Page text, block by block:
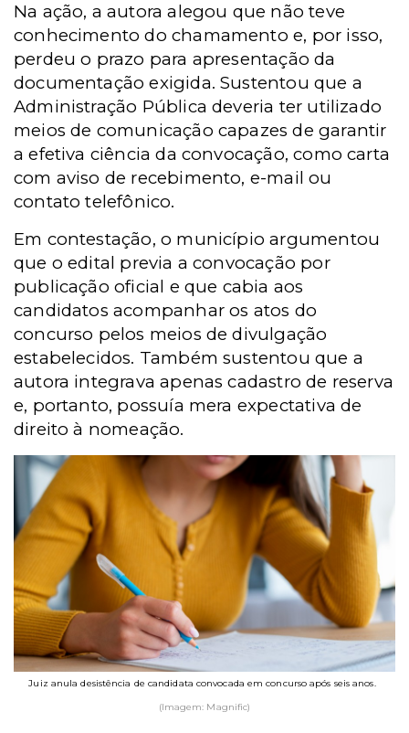
Na ação, a autora alegou que não teve
conhecimento do chamamento e, por isso,
perdeu o prazo para apresentação da
documentação exigida. Sustentou que a
Administração Pública deveria ter utilizado
meios de comunicação capazes de garantir
a efetiva ciência da convocação, como carta
com aviso de recebimento, e-mail ou
contato telefônico.
Em contestação, o município argumentou
que o edital previa a convocação por
publicação oficial e que cabia aos
candidatos acompanhar os atos do
concurso pelos meios de divulgação
estabelecidos. Também sustentou que a
autora integrava apenas cadastro de reserva
e, portanto, possuía mera expectativa de
direito à nomeação.
Juiz anula desistência de candidata convocada em concurso após seis anos.
(Imagem: Magnific)